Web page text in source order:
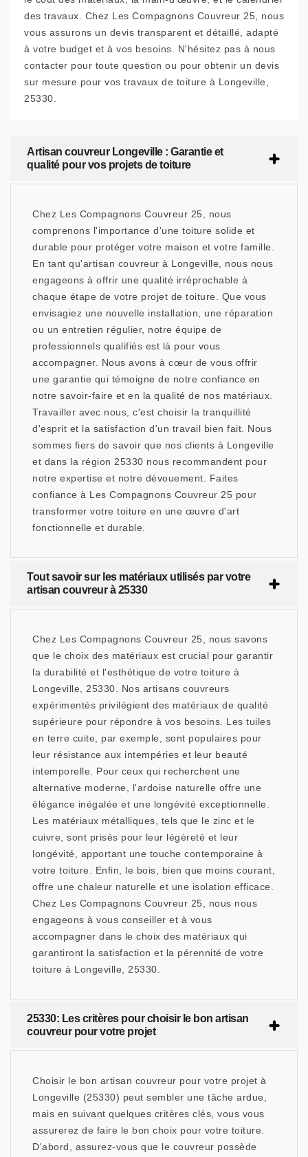
des travaux. Chez Les Compagnons Couvreur 25, nous
vous assurons un devis transparent et détaillé, adapté
à votre budget et à vos besoins. N'hésitez pas à nous
contacter pour toute question ou pour obtenir un devis
sur mesure pour vos travaux de toiture à Longeville,
25330.
Artisan couvreur Longeville : Garantie et
qualité pour vos projets de toiture
Chez Les Compagnons Couvreur 25, nous
comprenons l'importance d'une toiture solide et
durable pour protéger votre maison et votre famille.
En tant qu'artisan couvreur à Longeville, nous nous
engageons à offrir une qualité irréprochable à
chaque étape de votre projet de toiture. Que vous
envisagiez une nouvelle installation, une réparation
ou un entretien régulier, notre équipe de
professionnels qualifiés est là pour vous
accompagner. Nous avons à cœur de vous offrir
une garantie qui témoigne de notre confiance en
notre savoir-faire et en la qualité de nos matériaux.
Travailler avec nous, c'est choisir la tranquillité
d'esprit et la satisfaction d'un travail bien fait. Nous
sommes fiers de savoir que nos clients à Longeville
et dans la région 25330 nous recommandent pour
notre expertise et notre dévouement. Faites
confiance à Les Compagnons Couvreur 25 pour
transformer votre toiture en une œuvre d'art
fonctionnelle et durable.
Tout savoir sur les matériaux utilisés par votre
artisan couvreur à 25330
Chez Les Compagnons Couvreur 25, nous savons
que le choix des matériaux est crucial pour garantir
la durabilité et l'esthétique de votre toiture à
Longeville, 25330. Nos artisans couvreurs
expérimentés privilégient des matériaux de qualité
supérieure pour répondre à vos besoins. Les tuiles
en terre cuite, par exemple, sont populaires pour
leur résistance aux intempéries et leur beauté
intemporelle. Pour ceux qui recherchent une
alternative moderne, l'ardoise naturelle offre une
élégance inégalée et une longévité exceptionnelle.
Les matériaux métalliques, tels que le zinc et le
cuivre, sont prisés pour leur légèreté et leur
longévité, apportant une touche contemporaine à
votre toiture. Enfin, le bois, bien que moins courant,
offre une chaleur naturelle et une isolation efficace.
Chez Les Compagnons Couvreur 25, nous nous
engageons à vous conseiller et à vous
accompagner dans le choix des matériaux qui
garantiront la satisfaction et la pérennité de votre
toiture à Longeville, 25330.
25330: Les critères pour choisir le bon artisan
couvreur pour votre projet
Choisir le bon artisan couvreur pour votre projet à
Longeville (25330) peut sembler une tâche ardue,
mais en suivant quelques critères clés, vous vous
assurerez de faire le bon choix pour votre toiture.
D'abord, assurez-vous que le couvreur possède